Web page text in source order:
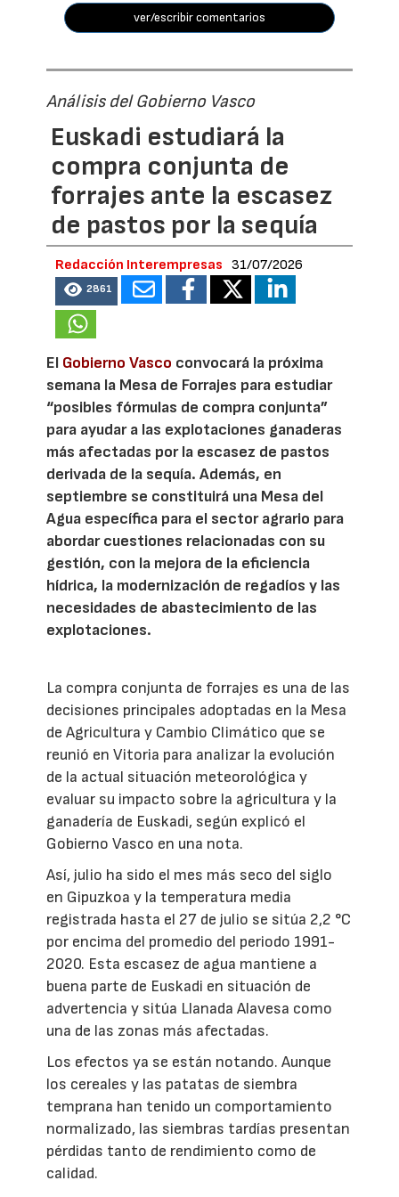
ver/escribir comentarios
Análisis del Gobierno Vasco
Euskadi estudiará la
compra conjunta de
forrajes ante la escasez
de pastos por la sequía
Redacción Interempresas 31/07/2026
2861
El Gobierno Vasco convocará la próxima
semana la Mesa de Forrajes para estudiar
“posibles fórmulas de compra conjunta”
para ayudar a las explotaciones ganaderas
más afectadas por la escasez de pastos
derivada de la sequía. Además, en
septiembre se constituirá una Mesa del
Agua específica para el sector agrario para
abordar cuestiones relacionadas con su
gestión, con la mejora de la eficiencia
hídrica, la modernización de regadíos y las
necesidades de abastecimiento de las
explotaciones.
La compra conjunta de forrajes es una de las
decisiones principales adoptadas en la Mesa
de Agricultura y Cambio Climático que se
reunió en Vitoria para analizar la evolución
de la actual situación meteorológica y
evaluar su impacto sobre la agricultura y la
ganadería de Euskadi, según explicó el
Gobierno Vasco en una nota.
Así, julio ha sido el mes más seco del siglo
en Gipuzkoa y la temperatura media
registrada hasta el 27 de julio se sitúa 2,2 °C
por encima del promedio del periodo 1991-
2020. Esta escasez de agua mantiene a
buena parte de Euskadi en situación de
advertencia y sitúa Llanada Alavesa como
una de las zonas más afectadas.
Los efectos ya se están notando. Aunque
los cereales y las patatas de siembra
temprana han tenido un comportamiento
normalizado, las siembras tardías presentan
pérdidas tanto de rendimiento como de
calidad.